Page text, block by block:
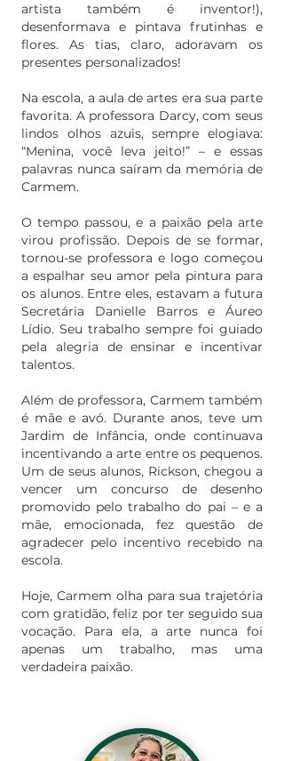
artista também é inventor!),
desenformava e pintava frutinhas e
flores. As tias, claro, adoravam os
presentes personalizados!
Na escola, a aula de artes era sua parte
favorita. A professora Darcy, com seus
lindos olhos azuis, sempre elogiava:
“Menina, você leva jeito!” – e essas
palavras nunca saíram da memória de
Carmem.
O tempo passou, e a paixão pela arte
virou profissão. Depois de se formar,
tornou-se professora e logo começou
a espalhar seu amor pela pintura para
os alunos. Entre eles, estavam a futura
Secretária Danielle Barros e Áureo
Lídio. Seu trabalho sempre foi guiado
pela alegria de ensinar e incentivar
talentos.
Além de professora, Carmem também
é mãe e avó. Durante anos, teve um
Jardim de Infância, onde continuava
incentivando a arte entre os pequenos.
Um de seus alunos, Rickson, chegou a
vencer um concurso de desenho
promovido pelo trabalho do pai – e a
mãe, emocionada, fez questão de
agradecer pelo incentivo recebido na
escola.
Hoje, Carmem olha para sua trajetória
com gratidão, feliz por ter seguido sua
vocação. Para ela, a arte nunca foi
apenas um trabalho, mas uma
verdadeira paixão.